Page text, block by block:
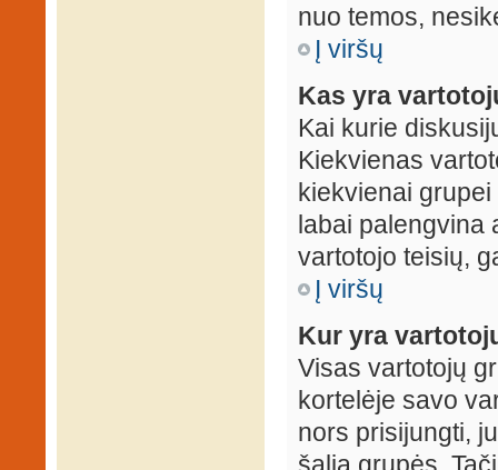
nuo temos,
Į viršų
Kas yra
Kai kurie
Kiekvienas
kiekvienai
labai palengvina
vartotojo teisių,
Į viršų
Kur yra
Visas vartotojų
kortelėje savo
nors prisijungti,